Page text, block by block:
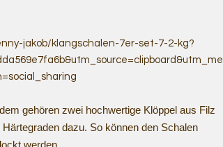
jakob/klangschalen-7er-set-7-2-kg?
gehören zwei hochwertige Klöppel aus Filz
dazu. So können den Schalen
werden.